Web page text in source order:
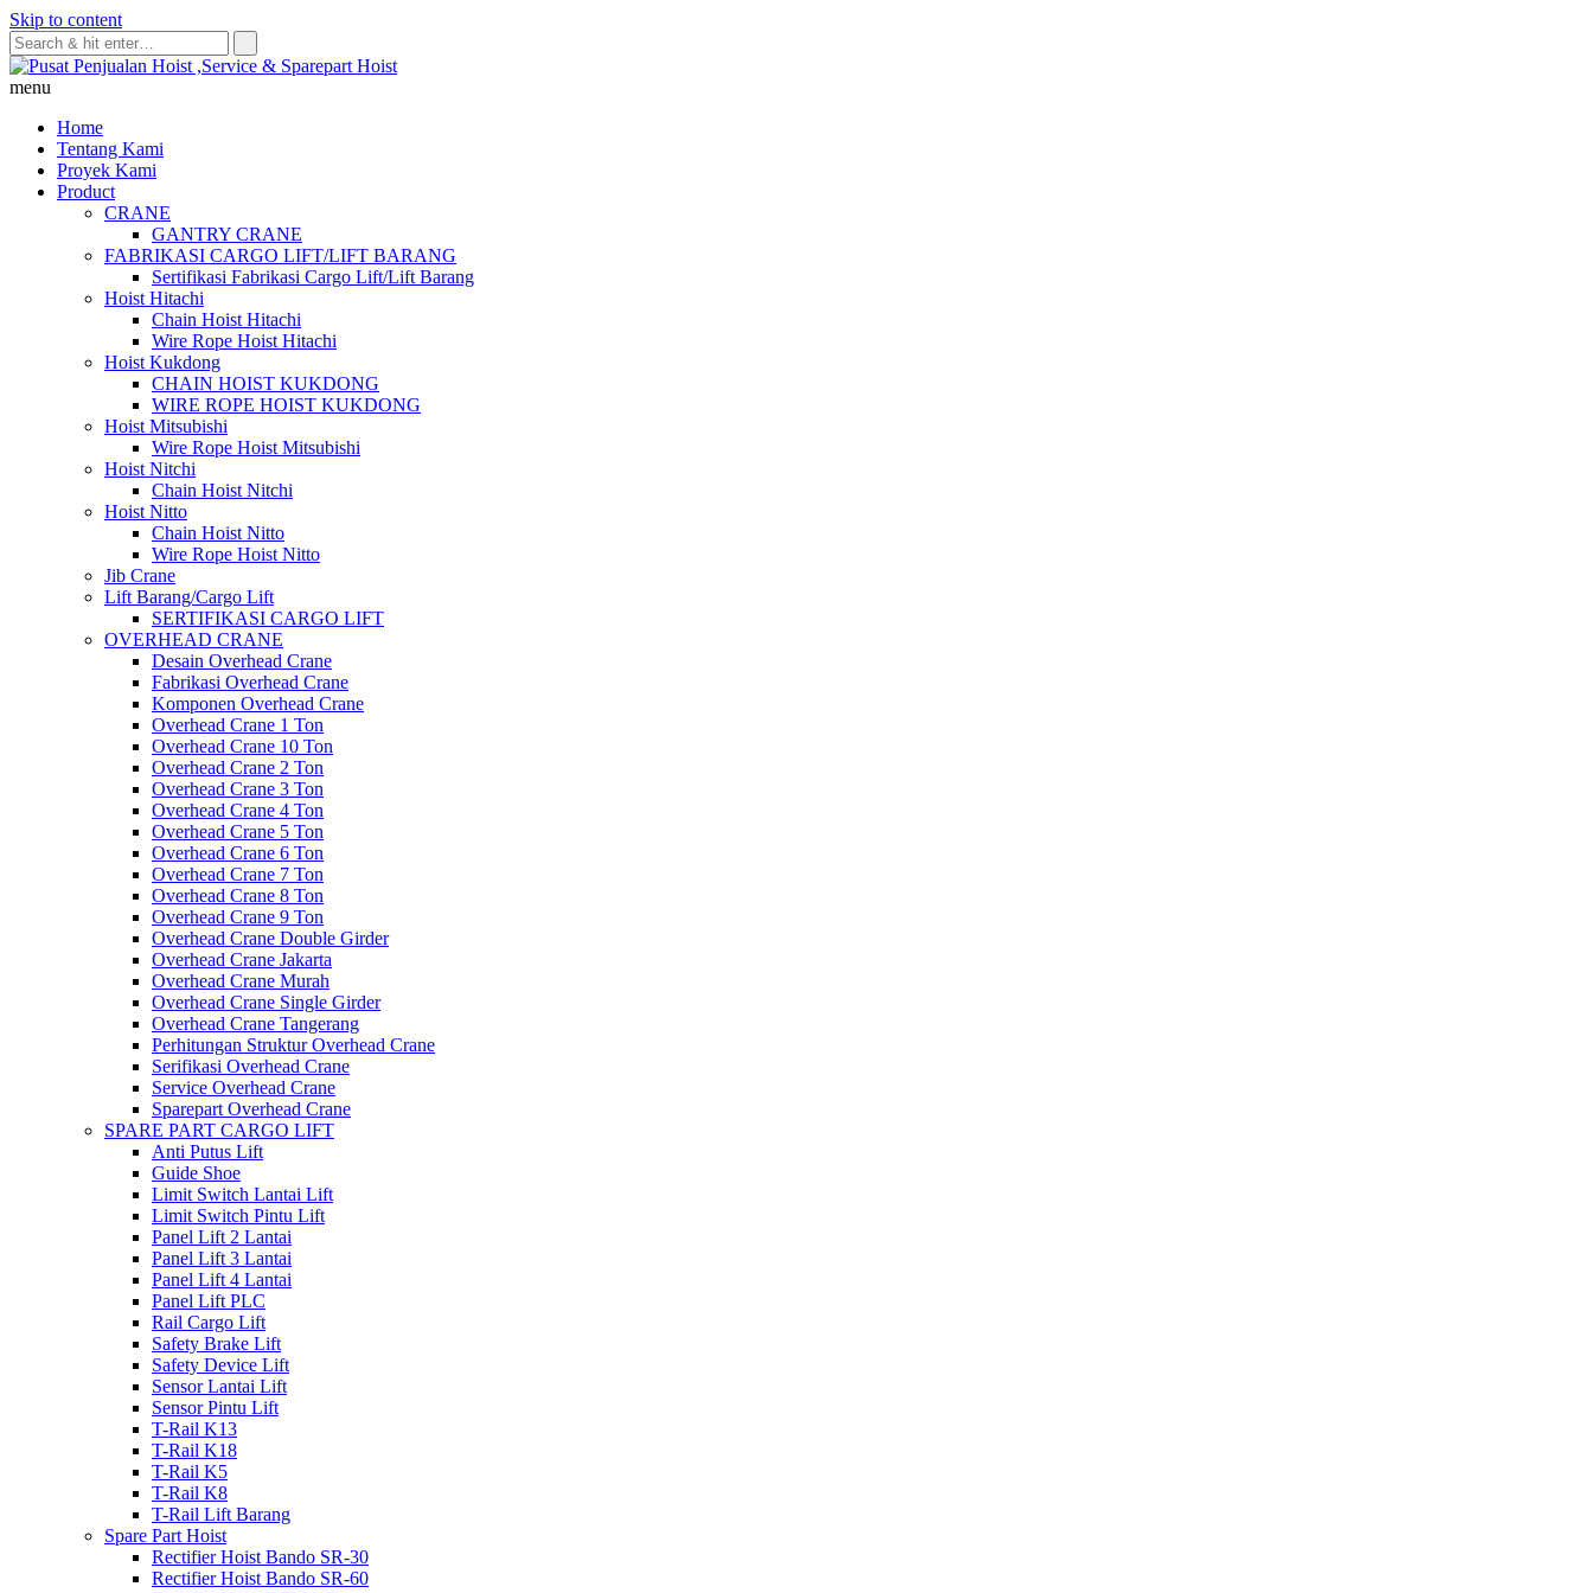
Skip to content
menu
Home
Tentang Kami
Proyek Kami
Product
CRANE
GANTRY CRANE
FABRIKASI CARGO LIFT/LIFT BARANG
Sertifikasi Fabrikasi Cargo Lift/Lift Barang
Hoist Hitachi
Chain Hoist Hitachi
Wire Rope Hoist Hitachi
Hoist Kukdong
CHAIN HOIST KUKDONG
WIRE ROPE HOIST KUKDONG
Hoist Mitsubishi
Wire Rope Hoist Mitsubishi
Hoist Nitchi
Chain Hoist Nitchi
Hoist Nitto
Chain Hoist Nitto
Wire Rope Hoist Nitto
Jib Crane
Lift Barang/Cargo Lift
SERTIFIKASI CARGO LIFT
OVERHEAD CRANE
Desain Overhead Crane
Fabrikasi Overhead Crane
Komponen Overhead Crane
Overhead Crane 1 Ton
Overhead Crane 10 Ton
Overhead Crane 2 Ton
Overhead Crane 3 Ton
Overhead Crane 4 Ton
Overhead Crane 5 Ton
Overhead Crane 6 Ton
Overhead Crane 7 Ton
Overhead Crane 8 Ton
Overhead Crane 9 Ton
Overhead Crane Double Girder
Overhead Crane Jakarta
Overhead Crane Murah
Overhead Crane Single Girder
Overhead Crane Tangerang
Perhitungan Struktur Overhead Crane
Serifikasi Overhead Crane
Service Overhead Crane
Sparepart Overhead Crane
SPARE PART CARGO LIFT
Anti Putus Lift
Guide Shoe
Limit Switch Lantai Lift
Limit Switch Pintu Lift
Panel Lift 2 Lantai
Panel Lift 3 Lantai
Panel Lift 4 Lantai
Panel Lift PLC
Rail Cargo Lift
Safety Brake Lift
Safety Device Lift
Sensor Lantai Lift
Sensor Pintu Lift
T-Rail K13
T-Rail K18
T-Rail K5
T-Rail K8
T-Rail Lift Barang
Spare Part Hoist
Rectifier Hoist Bando SR-30
Rectifier Hoist Bando SR-60